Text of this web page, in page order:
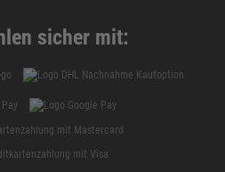
sicher mit: